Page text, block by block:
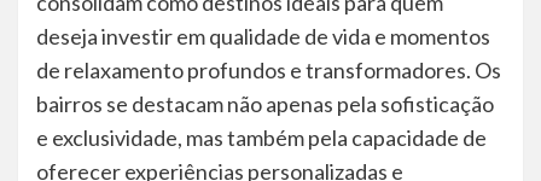
deseja investir em qualidade de vida e momentos
de relaxamento profundos e transformadores. Os
bairros se destacam não apenas pela sofisticação
e exclusividade, mas também pela capacidade de
oferecer experiências personalizadas e